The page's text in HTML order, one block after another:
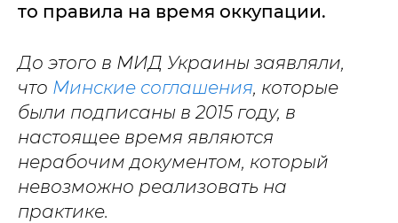
то правила на время оккупации.
До этого в МИД Украины заявляли,
что Минские соглашения, которые
были подписаны в 2015 году, в
настоящее время являются
нерабочим документом, который
невозможно реализовать на
практике.